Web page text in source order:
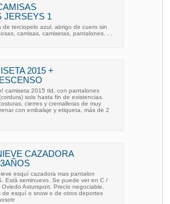
JERSEYS 1
terciopelo azul, abrigo de cuero sin
camisas, camisetas, pantalones. . .
2015 +
camiseta 2015 tld, con pantalones
solo hasta fin de existencias.
cierres y cremalleras de muy
con embalaje y etiqueta, más de 2
CAZADORA
esquí cazadora mas pantalon
Está seminuevo. Se puede ver en C /
Astursport. Precio negociable.
de esquí o snow o de otros deportes